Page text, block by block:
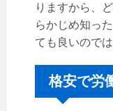
りますから、
らかじめ知っ
ても良いので
格安で労